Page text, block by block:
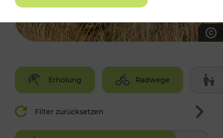
Erholung Radwege
Filter zurücksetzen